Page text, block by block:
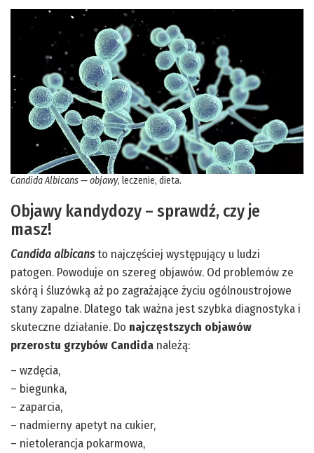
Candida Albicans — objawy, leczenie, dieta.
Objawy kandydozy – sprawdź, czy je
masz!
Candida albicansto najczęściej występujący u ludzi
patogen. Powoduje on szereg objawów. Od problemów ze
skórą i śluzówką aż po zagrażające życiu ogólnoustrojowe
stany zapalne. Dlatego tak ważna jest szybka diagnostyka i
skuteczne działanie. Do najczęstszych objawów
przerostu grzybów Candida należą:
– wzdęcia,
– biegunka,
– zaparcia,
– nadmierny apetyt na cukier,
– nietolerancja pokarmowa,